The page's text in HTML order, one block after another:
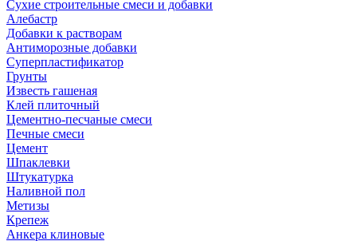
Сухие строительные смеси и добавки
Алебастр
Добавки к растворам
Антиморозные добавки
Суперпластификатор
Грунты
Известь гашеная
Клей плиточный
Цементно-песчаные смеси
Печные смеси
Цемент
Шпаклевки
Штукатурка
Наливной пол
Метизы
Крепеж
Анкера клиновые